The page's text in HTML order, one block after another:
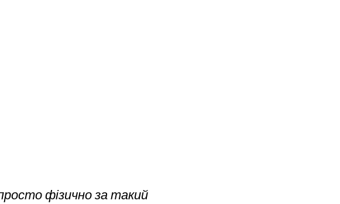
фізично за такий